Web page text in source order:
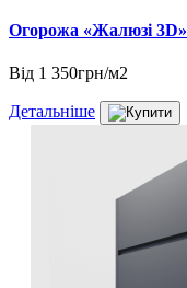
Огорожа «Жалюзі 3D»
Від 1 350грн/м2
Детальніше